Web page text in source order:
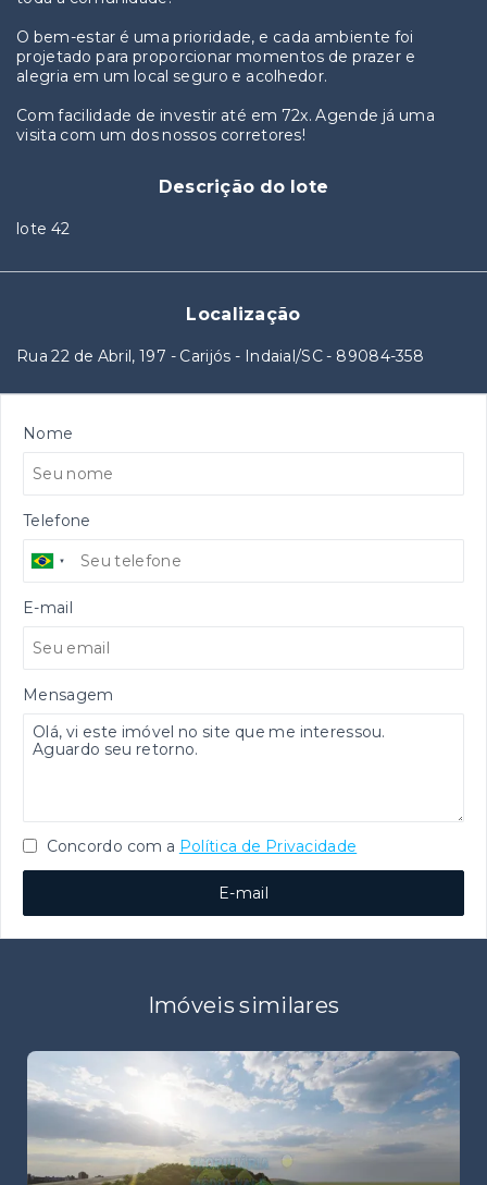
O bem-estar é uma prioridade, e cada ambiente foi
projetado para proporcionar momentos de prazer e
alegria em um local seguro e acolhedor.
Com facilidade de investir até em 72x. Agende já uma
visita com um dos nossos corretores!
Descrição do lote
lote 42
Localização
Rua 22 de Abril, 197 - Carijós - Indaial/SC- 89084-358
Nome
Telefone
E-mail
Mensagem
Concordo com a Política de Privacidade
E-mail
Imóveis similares